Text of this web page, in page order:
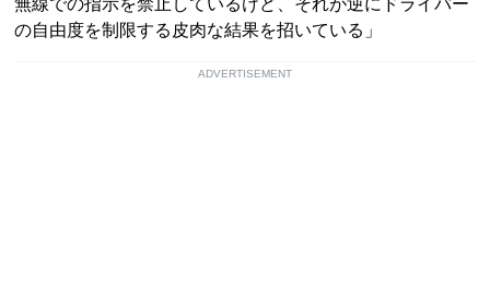
無線での指示を禁止しているけど、それが逆にドライバー
の自由度を制限する皮肉な結果を招いている」
ADVERTISEMENT